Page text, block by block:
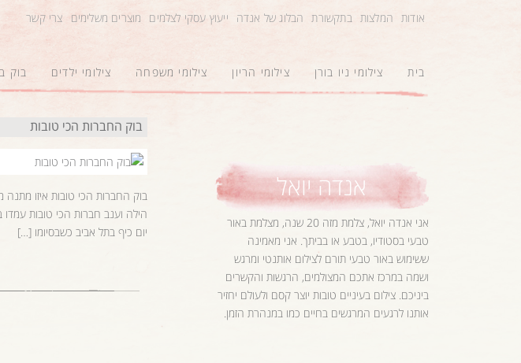
אודות המלצות בתקשורת הבלוג של אנדה ייעוץ עסקי לצלמים מוצרים משלימים צרי קשר
בית צילומי ניו בורן צילומי הריון צילומי משפחה צילומי ילדים בוק
בוק החברות הכי טובות
בוק החברות הכי טובות איזו מתנה
הילה וענב חברות הכי טובות עמדו
יום כיף בתל אביב כשבסיומו […]
אנדה יואל
אני אנדה יואל, צלמת מזה 20 שנה, מצלמת באור
טבעי בסטודיו, בטבע או בביתך. אני מאמינה
ששימוש באור טבעי תורם לצילום אותנטי ומרגש
ושמה במרכז אתכם המצולמים, הרגשות והקשרים
ביניכם. צילום בעיניים טובות יוצר קסם ולעולם יחזיר
אותנו לרגעים המרגשים בחיים כמו במנהרת הזמן.